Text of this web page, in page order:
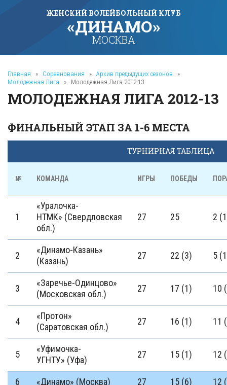
ЖЕНСКИЙ ВОЛЕЙБОЛЬНЫЙ КЛУБ
«ДИНАМО»
МОСКВА
Главная » Соревнования » Архив предыдущих сезонов
»
Молодежная Лига
» Молодежная Лига 2012-13
МОЛОДЕЖНАЯ ЛИГА 2012-13
ФИНАЛЬНЫЙ ЭТАП ЗА 1-6 МЕСТА
ТУРНИРНАЯ ТАБЛИЦА
№ КОМАНДА ИГРЫ ПОБЕДЫ
1
«Уралочка-
НТМК» (Свердловская
обл.)
27 25 2
2
«Динамо-Казань»
(Казань)
27 22 (3) 5
3
«Заречье-Одинцово»
(Московская обл.)
27 17 (1) 10
4
«Протон»
(Саратовская обл.)
27 16 (1) 11
5
«Уфимочка-
УГНТУ» (Уфа)
27 15 (1) 12
6 «Динамо» (Москва) 27 15 (6) 12